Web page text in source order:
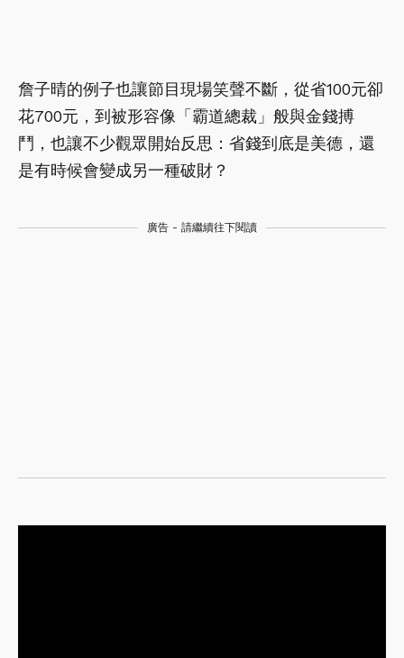
詹子晴的例子也讓節目現場笑聲不斷，從省100元卻
花700元，到被形容像「霸道總裁」般與金錢搏
鬥，也讓不少觀眾開始反思：省錢到底是美德，還
是有時候會變成另一種破財？
廣告 - 請繼續往下閱讀